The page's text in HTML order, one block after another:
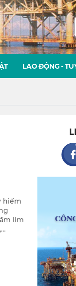
LAO ĐỘNG -
hiếm
lim